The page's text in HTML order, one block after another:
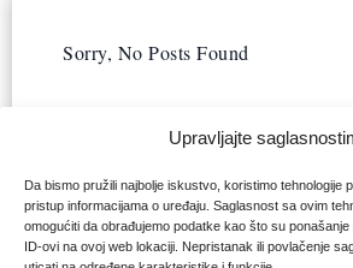
Upravljajte
Da bismo pružili najbolje iskustvo, koristimo tehnologije
pristup informacijama o uređaju. Saglasnost sa ovim
omogućiti da obrađujemo podatke kao što su
ID-ovi na ovoj web lokaciji. Nepristanak ili povlačenje
Sorry, No Posts Found